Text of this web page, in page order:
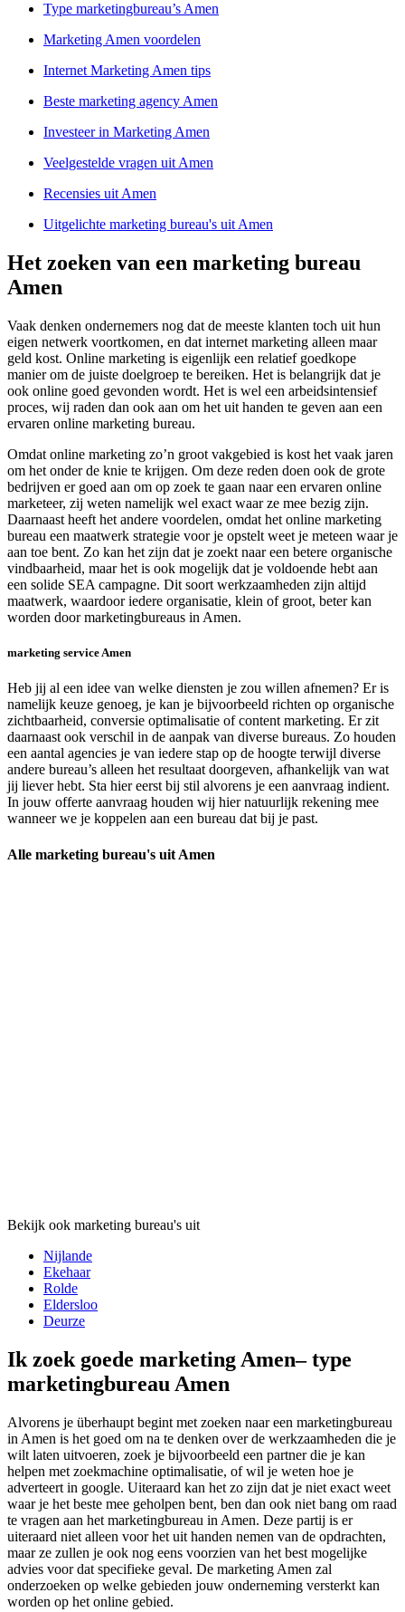
Type marketingbureau’s Amen
Marketing Amen voordelen
Internet Marketing Amen tips
Beste marketing agency Amen
Investeer in Marketing Amen
Veelgestelde vragen uit Amen
Recensies uit Amen
Uitgelichte marketing bureau's uit Amen
Het zoeken van een marketing bureau
Amen
Vaak denken ondernemers nog dat de meeste klanten toch uit hun
eigen netwerk voortkomen, en dat internet marketing alleen maar
geld kost. Online marketing is eigenlijk een relatief goedkope
manier om de juiste doelgroep te bereiken. Het is belangrijk dat je
ook online goed gevonden wordt. Het is wel een arbeidsintensief
proces, wij raden dan ook aan om het uit handen te geven aan een
ervaren online marketing bureau.
Omdat online marketing zo’n groot vakgebied is kost het vaak jaren
om het onder de knie te krijgen. Om deze reden doen ook de grote
bedrijven er goed aan om op zoek te gaan naar een ervaren online
marketeer, zij weten namelijk wel exact waar ze mee bezig zijn.
Daarnaast heeft het andere voordelen, omdat het online marketing
bureau een maatwerk strategie voor je opstelt weet je meteen waar je
aan toe bent. Zo kan het zijn dat je zoekt naar een betere organische
vindbaarheid, maar het is ook mogelijk dat je voldoende hebt aan
een solide SEA campagne. Dit soort werkzaamheden zijn altijd
maatwerk, waardoor iedere organisatie, klein of groot, beter kan
worden door marketingbureaus in Amen.
marketing service Amen
Heb jij al een idee van welke diensten je zou willen afnemen? Er is
namelijk keuze genoeg, je kan je bijvoorbeeld richten op organische
zichtbaarheid, conversie optimalisatie of content marketing. Er zit
daarnaast ook verschil in de aanpak van diverse bureaus. Zo houden
een aantal agencies je van iedere stap op de hoogte terwijl diverse
andere bureau’s alleen het resultaat doorgeven, afhankelijk van wat
jij liever hebt. Sta hier eerst bij stil alvorens je een aanvraag indient.
In jouw offerte aanvraag houden wij hier natuurlijk rekening mee
wanneer we je koppelen aan een bureau dat bij je past.
Alle marketing bureau's uit Amen
Bekijk ook marketing bureau's uit
Nijlande
Ekehaar
Rolde
Eldersloo
Deurze
Ik zoek goede marketing Amen– type
marketingbureau Amen
Alvorens je überhaupt begint met zoeken naar een marketingbureau
in Amen is het goed om na te denken over de werkzaamheden die je
wilt laten uitvoeren, zoek je bijvoorbeeld een partner die je kan
helpen met zoekmachine optimalisatie, of wil je weten hoe je
adverteert in google. Uiteraard kan het zo zijn dat je niet exact weet
waar je het beste mee geholpen bent, ben dan ook niet bang om raad
te vragen aan het marketingbureau in Amen. Deze partij is er
uiteraard niet alleen voor het uit handen nemen van de opdrachten,
maar ze zullen je ook nog eens voorzien van het best mogelijke
advies voor dat specifieke geval. De marketing Amen zal
onderzoeken op welke gebieden jouw onderneming versterkt kan
worden op het online gebied.